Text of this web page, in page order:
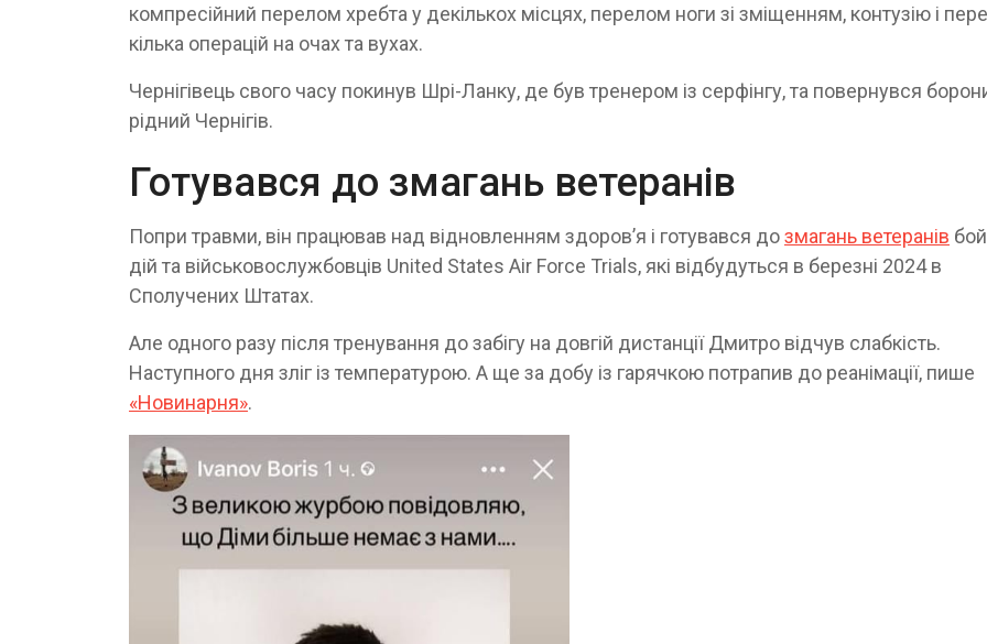
компресійний перелом хребта у декількох місцях, перелом ноги зі зміщенням, контузію і
кілька операцій на очах та вухах.
Чернігівець свого часу покинув Шрі-Ланку, де був тренером із серфінгу, та повернувся
рідний Чернігів.
Готувався до змагань ветеранів
Попри травми, він працював над відновленням здоров’я і готувався дозмагань ветеранів
дій та військовослужбовців United States Air Force Trials, які відбудуться в березні 2024 в
Сполучених Штатах.
Але одного разу після тренування до забігу на довгій дистанції Дмитро відчув слабкість.
Наступного дня зліг із температурою. А ще за добу із гарячкою потрапив до реанімації, пише
«Новинарня».